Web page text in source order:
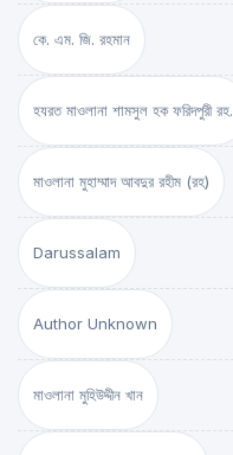
কে. এম. জি. রহমান
হযরত মাওলানা শামসুল হক ফরিদপুরী রহ.
মাওলানা মুহাম্মাদ আবদুর রহীম (রহ)
Darussalam
Author Unknown
মাওলানা মুহিউদ্দীন খান